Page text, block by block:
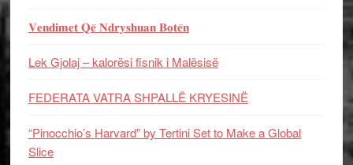
𝐕𝐞𝐧𝐝𝐢𝐦𝐞𝐭 𝐐𝐞̈ 𝐍𝐝𝐫𝐲𝐬𝐡𝐮𝐚𝐧 𝐁𝐨𝐭𝐞̈𝐧
Lek Gjolaj – kalorësi fisnik i Malësisë
FEDERATA VATRA SHPALLË KRYESINË
“Pinocchio’s Harvard” by Tertini Set to Make a Global
Slice